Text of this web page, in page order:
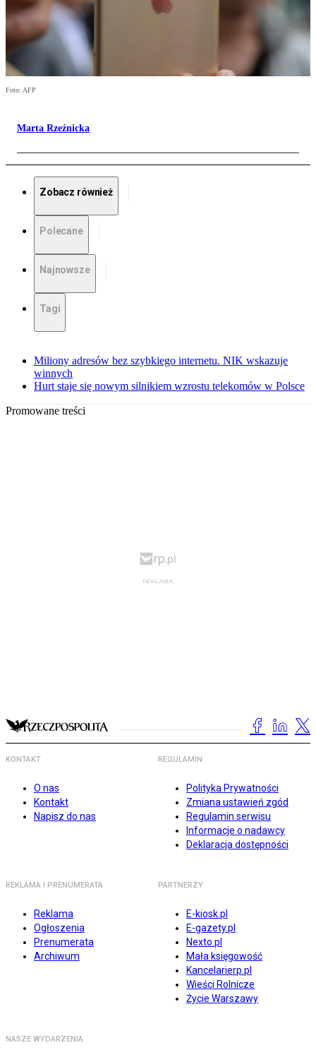
Foto: AFP
Marta Rzeźnicka
Zobacz również
Polecane
Najnowsze
Tagi
Miliony adresów bez szybkiego internetu. NIK wskazuje
winnych
Hurt staje się nowym silnikiem wzrostu telekomów w Polsce
Promowane treści
KONTAKT
O nas
Kontakt
Napisz do nas
REGULAMIN
Polityka Prywatności
Zmiana ustawień zgód
Regulamin serwisu
Informacje o nadawcy
Deklaracja dostępności
REKLAMA I PRENUMERATA
Reklama
Ogłoszenia
Prenumerata
Archiwum
PARTNERZY
E-kiosk.pl
E-gazety.pl
Nexto.pl
Mała księgowość
Kancelarierp.pl
Wieści Rolnicze
Życie Warszawy
NASZE WYDARZENIA